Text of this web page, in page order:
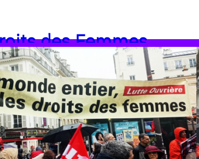
des Femmes